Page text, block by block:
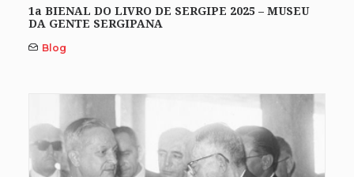
1a BIENAL DO LIVRO DE SERGIPE 2025 – MUSEU
DA GENTE SERGIPANA
Blog